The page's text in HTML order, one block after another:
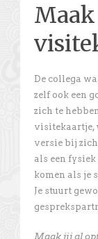
De collega
zelf ook een
zich te
visitekaartje,
versie bij
als een
komen als je
Je stuurt
Maak jij al